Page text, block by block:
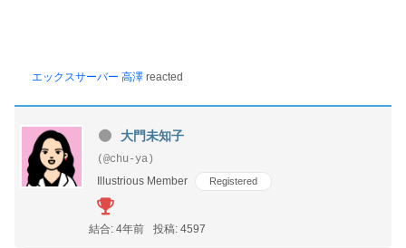
エックスサーバー 高澤 reacted
大門未知子
(@chu-ya)
Illustrious Member
Registered
結合: 4年前 投稿: 4597